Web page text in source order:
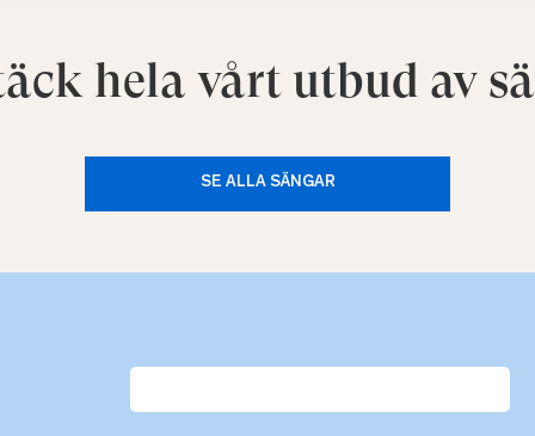
hela vårt utbud av
SE ALLA SÄNGAR